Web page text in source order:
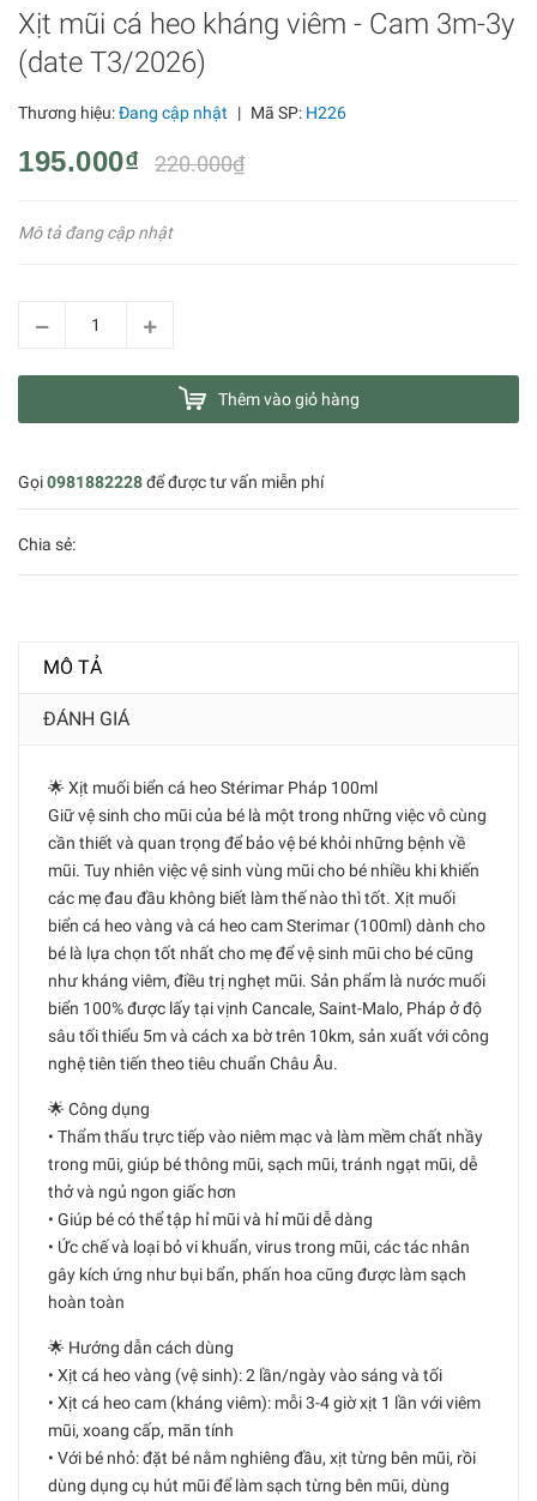
Xịt mũi cá heo kháng viêm - Cam 3m-3y
(date T3/2026)
Thương hiệu:Đang cập nhật | Mã SP: H226
195.000₫ 220.000₫
Mô tả đang cập nhật
Thêm vào giỏ hàng
Gọi0981882228để được tư vấn miễn phí
Chia sẻ:
MÔ TẢ
ĐÁNH GIÁ
🌟 Xịt muối biển cá heo Stérimar Pháp 100ml
Giữ vệ sinh cho mũi của bé là một trong những việc vô cùng
cần thiết và quan trọng để bảo vệ bé khỏi những bệnh về
mũi. Tuy nhiên việc vệ sinh vùng mũi cho bé nhiều khi khiến
các mẹ đau đầu không biết làm thế nào thì tốt. Xịt muối
biển cá heo vàng và cá heo cam Sterimar (100ml) dành cho
bé là lựa chọn tốt nhất cho mẹ để vệ sinh mũi cho bé cũng
như kháng viêm, điều trị nghẹt mũi. Sản phẩm là nước muối
biển 100% được lấy tại vịnh Cancale, Saint-Malo, Pháp ở độ
sâu tối thiểu 5m và cách xa bờ trên 10km, sản xuất với công
nghệ tiên tiến theo tiêu chuẩn Châu Âu.
🌟 Công dụng
• Thẩm thấu trực tiếp vào niêm mạc và làm mềm chất nhầy
trong mũi, giúp bé thông mũi, sạch mũi, tránh ngạt mũi, dễ
thở và ngủ ngon giấc hơn
• Giúp bé có thể tập hỉ mũi và hỉ mũi dễ dàng
• Ức chế và loại bỏ vi khuẩn, virus trong mũi, các tác nhân
gây kích ứng như bụi bẩn, phấn hoa cũng được làm sạch
hoàn toàn
🌟 Hướng dẫn cách dùng
• Xịt cá heo vàng (vệ sinh): 2 lần/ngày vào sáng và tối
• Xịt cá heo cam (kháng viêm): mỗi 3-4 giờ xịt 1 lần với viêm
mũi, xoang cấp, mãn tính
• Với bé nhỏ: đặt bé nằm nghiêng đầu, xịt từng bên mũi, rồi
dùng dụng cụ hút mũi để làm sạch từng bên mũi, dùng